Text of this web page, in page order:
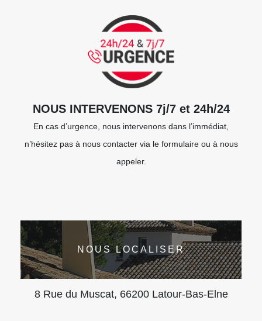
NOUS INTERVENONS 7j/7 et 24h/24
En cas d’urgence, nous intervenons dans l’immédiat,
n’hésitez pas à nous contacter via le formulaire ou à nous
appeler.
NOUS LOCALISER
8 Rue du Muscat, 66200 Latour-Bas-Elne